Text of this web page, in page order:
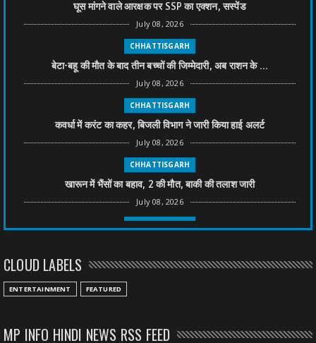
घूस मांगने वाले आरक्षक पर SSP का एक्शन, सस्पेंड
July 08, 2026
CHHATTISGARH
बेटा-बहू की मौत के बाद तीन बच्चों की जिम्मेदारी, अब राशन के ...
July 08, 2026
CHHATTISGARH
कवर्धा में करंट का कहर, बिजली विभाग ने जारी किया हाई अलर्ट
July 08, 2026
CHHATTISGARH
खारून में भैंसों का बहाव, 2 की मौत, बाकी की तलाश जारी
July 08, 2026
CHHATTISGARH
July 08, 2026
CLOUD LABELS
ENTERTAINMENT FEATURED
MP INFO HINDI NEWS RSS FEED